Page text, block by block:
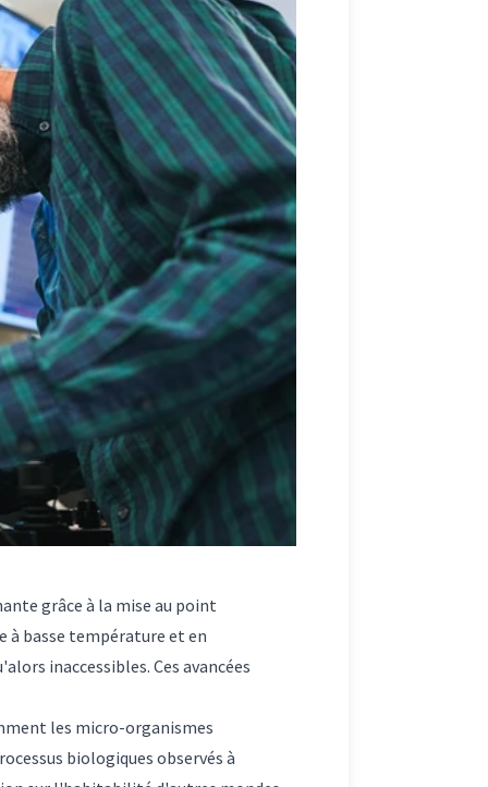
grâce à la mise au point
à basse température et en
inaccessibles. Ces avancées
les micro-organismes
biologiques observés à